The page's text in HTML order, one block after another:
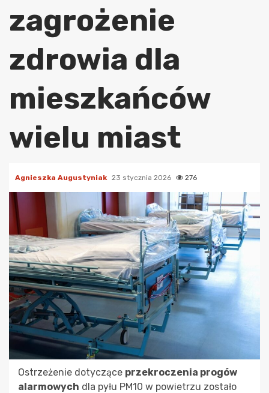
zagrożenie
zdrowia dla
mieszkańców
wielu miast
Agnieszka Augustyniak 23 stycznia 2026 276
Ostrzeżenie dotyczące przekroczenia progów
alarmowych dla pyłu PM10 w powietrzu zostało